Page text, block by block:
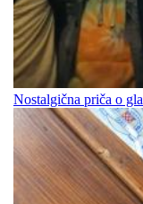
Nostalgična priča o